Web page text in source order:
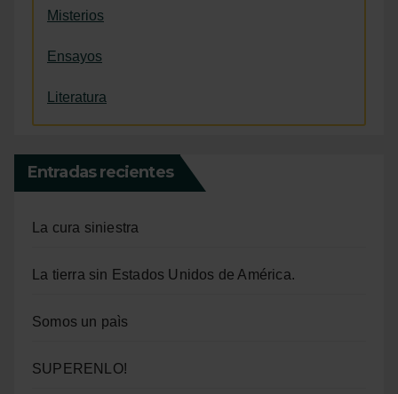
Misterios
Ensayos
Literatura
Entradas recientes
La cura siniestra
La tierra sin Estados Unidos de América.
Somos un paìs
SUPERENLO!